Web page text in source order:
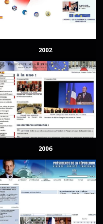
2002
2006